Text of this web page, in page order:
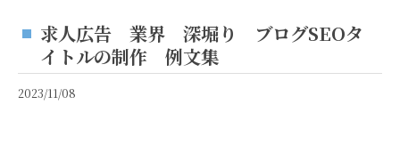
求人広告 業界 深堀り ブログSEOタ
イトルの制作 例文集
2023/11/08